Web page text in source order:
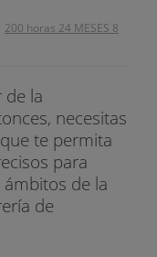
200 horas 24 MESES 8
de la
necesitas
te permita
para
de la
de